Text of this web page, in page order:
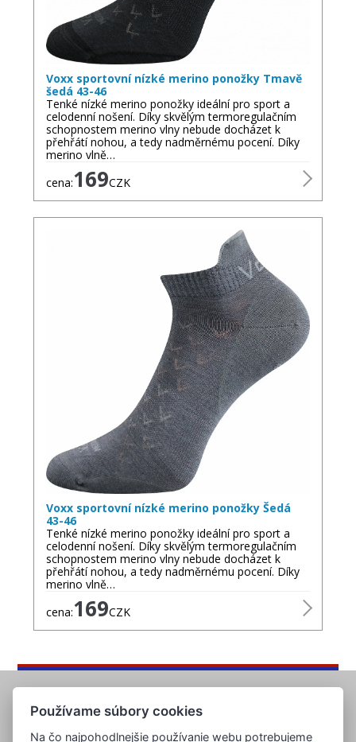
Voxx sportovní nízké merino ponožky Tmavě
šedá 43-46
Tenké nízké merino ponožky ideální pro sport a
celodenní nošení. Díky skvělým termoregulačním
schopnostem merino vlny nebude docházet k
přehřátí nohou, a tedy nadměrnému pocení. Díky
merino vlně…
cena:169CZK
Voxx sportovní nízké merino ponožky Šedá
43-46
Tenké nízké merino ponožky ideální pro sport a
celodenní nošení. Díky skvělým termoregulačním
schopnostem merino vlny nebude docházet k
přehřátí nohou, a tedy nadměrnému pocení. Díky
merino vlně…
cena:169CZK
Používame súbory cookies
Na čo najpohodlnejšie používanie webu potrebujeme